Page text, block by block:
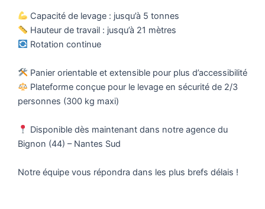
Capacité de levage : jusqu’à 5 tonnes
Hauteur de travail : jusqu’à 21 mètres
Rotation continue
Panier orientable et extensible pour plus d’accessibilité
Plateforme conçue pour le levage en sécurité de 2/3
personnes (300 kg maxi)
Disponible dès maintenant dans notre agence du
Bignon (44) – Nantes Sud
Notre équipe vous répondra dans les plus brefs délais !